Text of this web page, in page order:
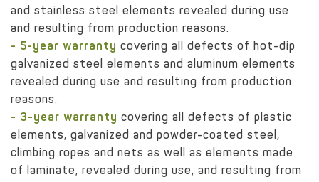
and stainless steel elements revealed during use
and resulting from production reasons.
- 5-year warranty covering all defects of hot-dip
galvanized steel elements and aluminum elements
revealed during use and resulting from production
reasons.
- 3-year warranty covering all defects of plastic
elements, galvanized and powder-coated steel,
climbing ropes and nets as well as elements made
of laminate, revealed during use, and resulting from